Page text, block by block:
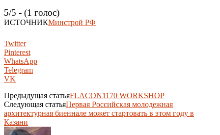
5/5 - (1 голос)
ИСТОЧНИКМинстрой РФ
Twitter
Pinterest
WhatsApp
Telegram
VK
Предыдущая статьяFLACON1170 WORKSHOP
Следующая статьяПервая Российская молодежная
архитектурная биеннале может стартовать в этом году в
Казани